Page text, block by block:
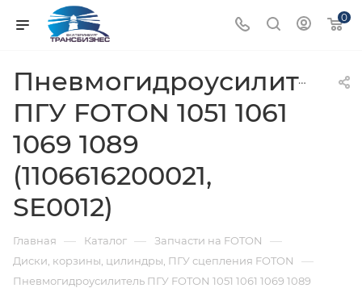
0
Пневмогидроусилитель
ПГУ FOTON 1051 1061
1069 1089
(1106616200021,
SE0012)
Главная — Каталог — Запчасти на FOTON —
Диски, корзины, цилиндры, ПГУ сцепления FOTON —
Пневмогидроусилитель ПГУ FOTON 1051 1061 1069 1089